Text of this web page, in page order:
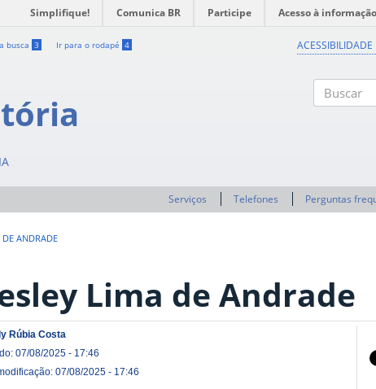
Simplifique! Comunica BR Participe Acesso à informação
busca 3 Ir para o rodapé 4 ACESSIBILIDADE
Serviços Telefones Perguntas
DE ANDRADE
Lima de Andrade
Rúbia Costa
07/08/2025 - 17:46
07/08/2025 - 17:46